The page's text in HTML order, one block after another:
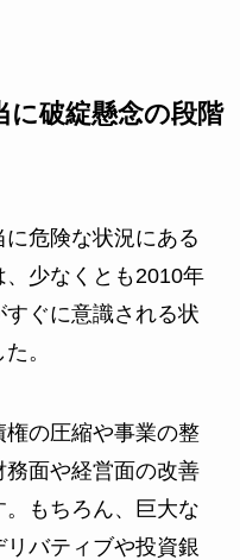
に破綻懸念の段階
危険な状況にある
少なくとも2010年
ぐに意識される状
。
の圧縮や事業の整
面や経営面の改善
もちろん、巨大な
バティブや投資銀